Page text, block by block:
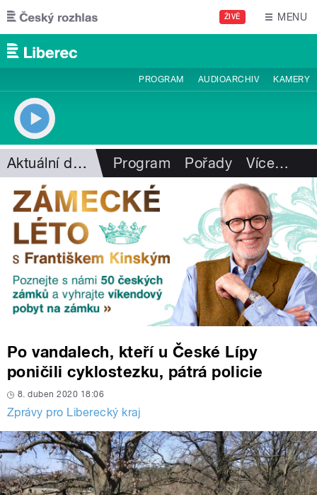
Přejít k hlavnímu obsahu
ŽIVĚ MENU
PROGRAM AUDIOARCHIV KAMERY
Aktuální dění Program Pořady Více…
Po vandalech, kteří u České Lípy
poničili cyklostezku, pátrá policie
8. duben 2020 18:06
Zprávy pro Liberecký kraj